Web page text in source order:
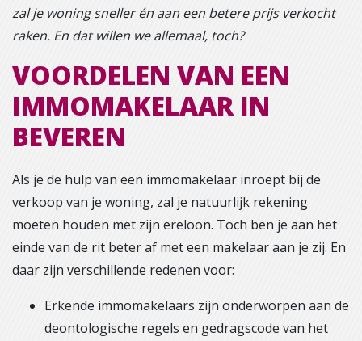
zal je woning sneller én aan een betere prijs verkocht
raken. En dat willen we allemaal, toch?
VOORDELEN VAN EEN
IMMOMAKELAAR IN
BEVEREN
Als je de hulp van een immomakelaar inroept bij de
verkoop van je woning, zal je natuurlijk rekening
moeten houden met zijn ereloon. Toch ben je aan het
einde van de rit beter af met een makelaar aan je zij. En
daar zijn verschillende redenen voor:
Erkende immomakelaars zijn onderworpen aan de
deontologische regels en gedragscode van het